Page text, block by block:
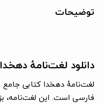
توضیحات
دانلود لغت‌نامهٔ
لغت‌نامهٔ دهخدا کتابی
فارسی است. این لغت‌نامه،